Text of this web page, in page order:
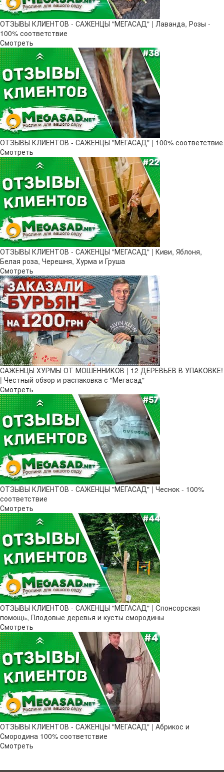
ОТЗЫВЫ КЛИЕНТОВ - САЖЕНЦЫ "МЕГАСАД" | Лаванда, Розы -
100% соответствие
Смотреть
ОТЗЫВЫ КЛИЕНТОВ - САЖЕНЦЫ "МЕГАСАД" | 100% соответствие
Смотреть
ОТЗЫВЫ КЛИЕНТОВ - САЖЕНЦЫ "МЕГАСАД" | Киви, Яблоня,
Белая роза, Черешня, Хурма и Груша
Смотреть
САЖЕНЦЫ ХУРМЫ ОТ МОШЕННИКОВ | 12 ДЕРЕВЬЕВ В УПАКОВКЕ!
| Честный обзор и распаковка с "Мегасад"
Смотреть
ОТЗЫВЫ КЛИЕНТОВ - САЖЕНЦЫ "МЕГАСАД" | Чеснок - 100%
соответствие
Смотреть
ОТЗЫВЫ КЛИЕНТОВ - САЖЕНЦЫ "МЕГАСАД" | Cпонсорская
помощь, Плодовые деревья и кусты смородины
Смотреть
ОТЗЫВЫ КЛИЕНТОВ - САЖЕНЦЫ "МЕГАСАД" | Абрикос и
Смородина 100% соответствие
Смотреть